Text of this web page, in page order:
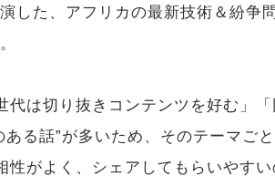
した、アフリカの最新技術＆紛争
代は切り抜きコンテンツを好む」
ある話”が多いため、そのテーマご
性がよく、シェアしてもらいやす